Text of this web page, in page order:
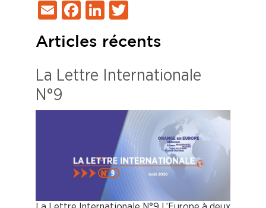
EmailFacebook
LinkedIn
Articles récents
La Lettre Internationale
N°9